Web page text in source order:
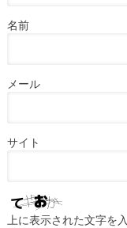
名前
メール
サイト
上に表示された文字を